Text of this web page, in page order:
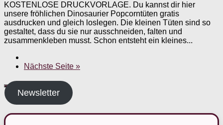
KOSTENLOSE DRUCKVORLAGE. Du kannst dir hier
unsere fröhlichen Dinosaurier Popcorntüten gratis
ausdrucken und gleich loslegen. Die kleinen Tüten sind so
gestaltet, dass du sie nur ausschneiden, falten und
zusammenkleben musst. Schon entsteht ein kleines...
Nächste Seite »
Newsletter